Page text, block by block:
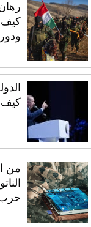
كيف
كيف
من
حرب